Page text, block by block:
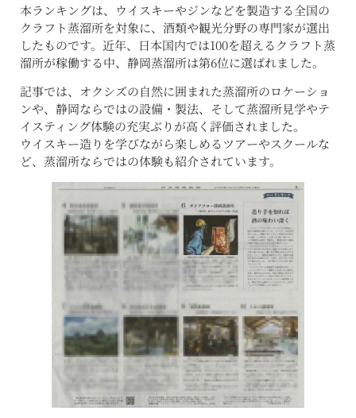
本ランキングは、ウイスキーやジンなどを製造する全国の
クラフト蒸溜所を対象に、酒類や観光分野の専門家が選出
したものです。近年、日本国内では100を超えるクラフト蒸
溜所が稼働する中、静岡蒸溜所は第6位に選ばれました。
記事では、オクシズの自然に囲まれた蒸溜所のロケーショ
ンや、静岡ならではの設備・製法、そして蒸溜所見学やテ
イスティング体験の充実ぶりが高く評価されました。
ウイスキー造りを学びながら楽しめるツアーやスクールな
ど、蒸溜所ならではの体験も紹介されています。